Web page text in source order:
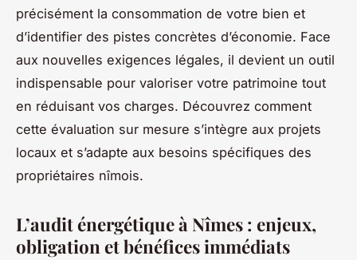
précisément la consommation de votre bien et
d’identifier des pistes concrètes d’économie. Face
aux nouvelles exigences légales, il devient un outil
indispensable pour valoriser votre patrimoine tout
en réduisant vos charges. Découvrez comment
cette évaluation sur mesure s’intègre aux projets
locaux et s’adapte aux besoins spécifiques des
propriétaires nîmois.
L’audit énergétique à Nîmes : enjeux,
obligation et bénéfices immédiats